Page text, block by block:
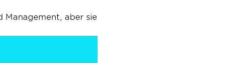
Management, aber sie